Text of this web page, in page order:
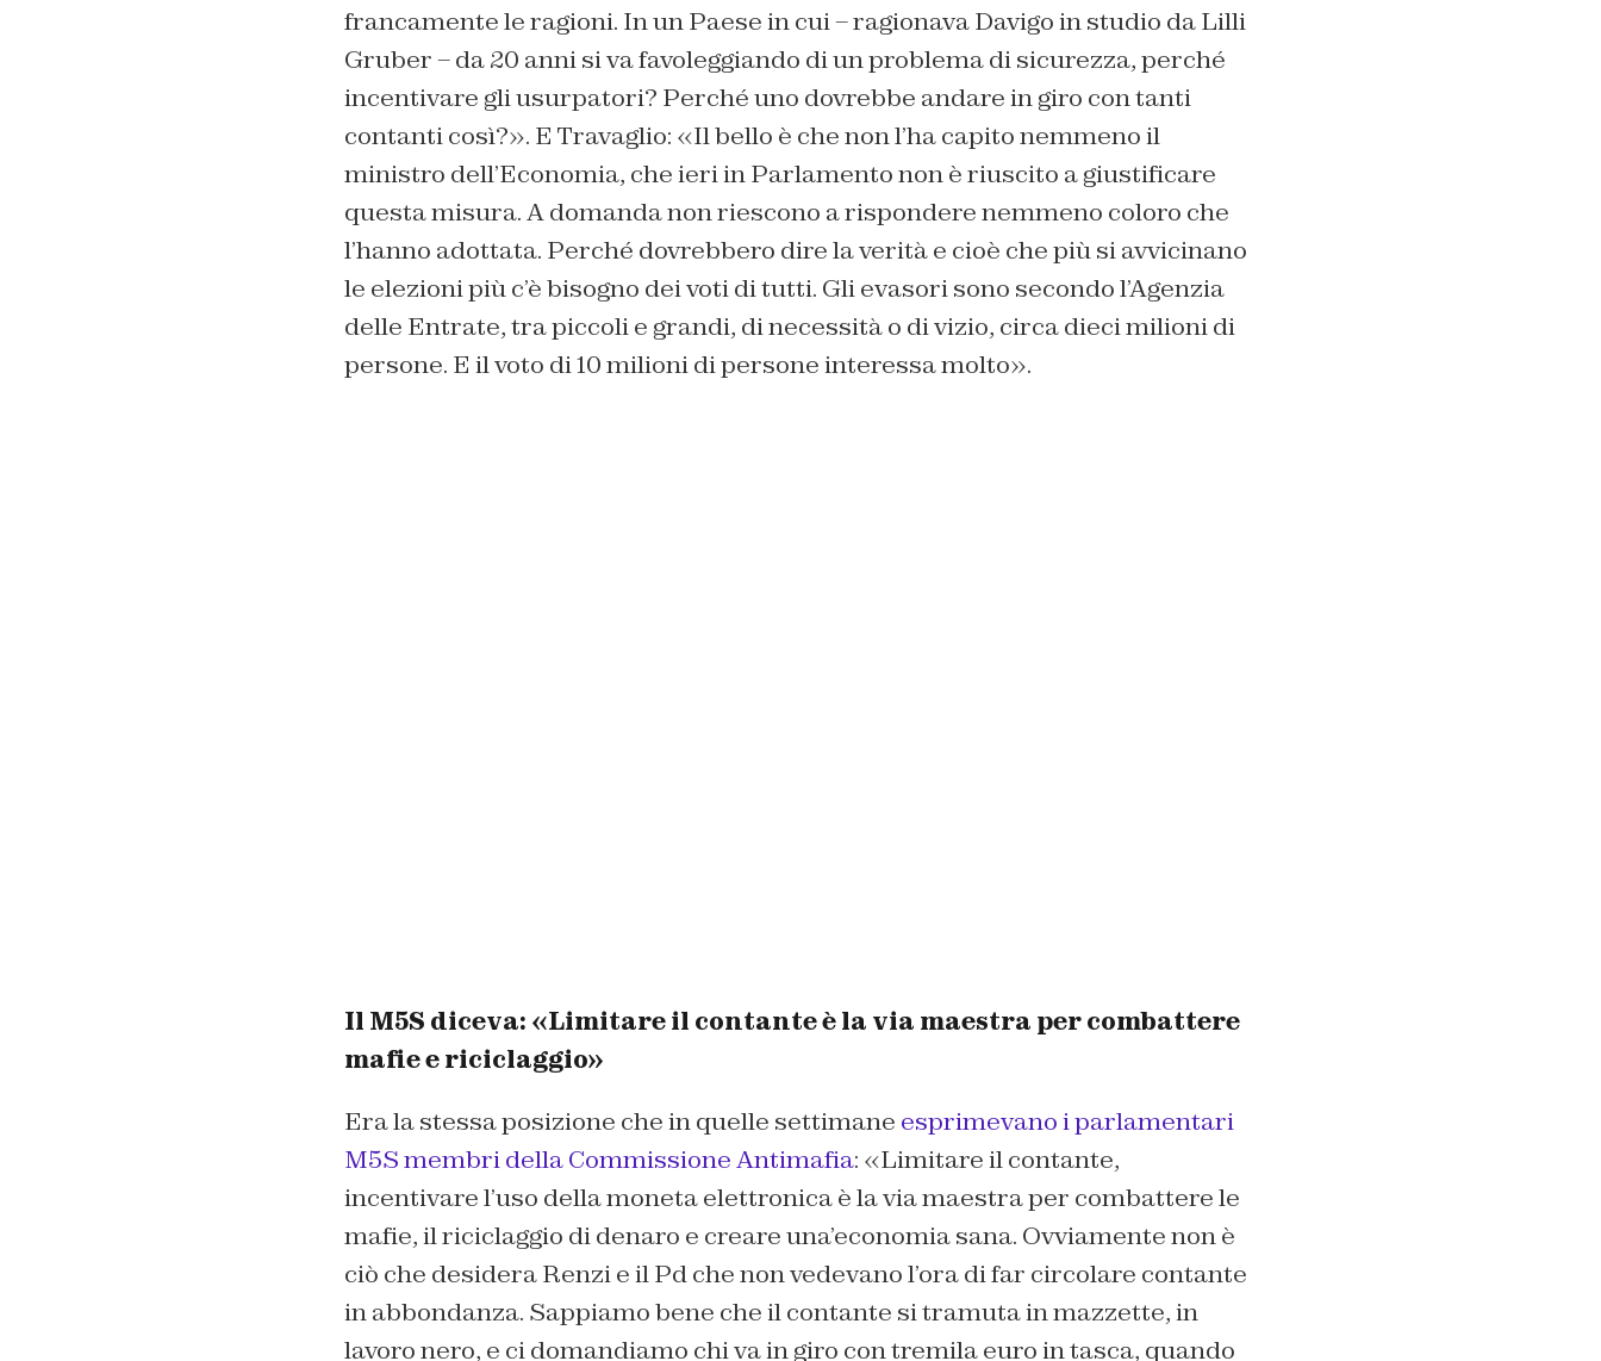
francamente le ragioni. In un Paese in cui – ragionava Davigo in studio da Lilli
Gruber – da 20 anni si va favoleggiando di un problema di sicurezza, perché
incentivare gli usurpatori? Perché uno dovrebbe andare in giro con tanti
contanti così?». E Travaglio: «Il bello è che non l’ha capito nemmeno il
ministro dell’Economia, che ieri in Parlamento non è riuscito a giustificare
questa misura. A domanda non riescono a rispondere nemmeno coloro che
l’hanno adottata. Perché dovrebbero dire la verità e cioè che più si avvicinano
le elezioni più c’è bisogno dei voti di tutti. Gli evasori sono secondo l’Agenzia
delle Entrate, tra piccoli e grandi, di necessità o di vizio, circa dieci milioni di
persone. E il voto di 10 milioni di persone interessa molto».
Il M5S diceva: «Limitare il contante è la via maestra per combattere
mafie e riciclaggio»
Era la stessa posizione che in quelle settimane esprimevano i parlamentari
M5S membri della Commissione Antimafia: «Limitare il contante,
incentivare l’uso della moneta elettronica è la via maestra per combattere le
mafie, il riciclaggio di denaro e creare una’economia sana. Ovviamente non è
ciò che desidera Renzi e il Pd che non vedevano l’ora di far circolare contante
in abbondanza. Sappiamo bene che il contante si tramuta in mazzette, in
lavoro nero, e ci domandiamo chi va in giro con tremila euro in tasca, quando